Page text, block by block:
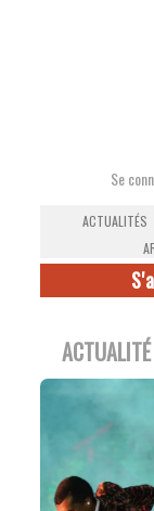
Se
ACTUALITÉS
ACTUALITÉ